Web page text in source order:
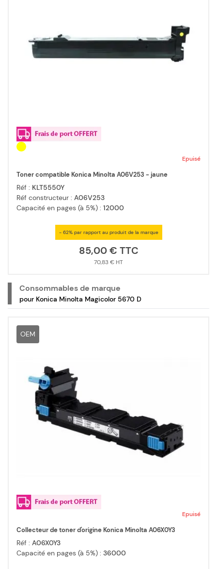
Epuisé
Toner compatible Konica Minolta A06V253 - jaune
Réf : KLT5550Y
Réf constructeur : A06V253
Capacité en pages (à 5%) : 12000
- 62% par rapport au produit de la marque
85,00 €
70,83 €
Consommables de marque
pour Konica Minolta Magicolor 5670 D
OEM
Epuisé
Collecteur de toner d'origine Konica Minolta A06X0Y3
Réf : A06X0Y3
Capacité en pages (à 5%) : 36000